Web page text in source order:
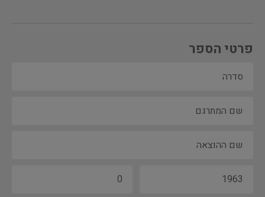
פרטי הספר